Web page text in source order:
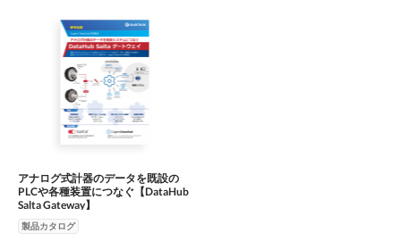
アナログ式計器のデータを既設の
PLCや各種装置につなぐ【DataHub
Salta Gateway】
製品カタログ